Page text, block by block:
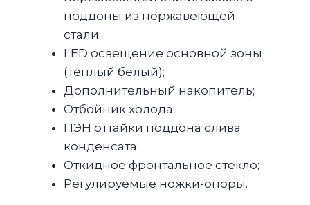
поддоны из нержавеющей
стали;
LED освещение основной зоны
(теплый белый);
Дополнительный накопитель;
Отбойник холода;
ПЭН оттайки поддона слива
конденсата;
Откидное фронтальное стекло;
Регулируемые ножки-опоры.